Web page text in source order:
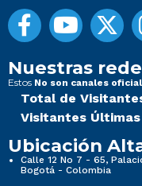
Nuestras
Estos No son canales
Total de
Visitantes
Ubicación
Calle 12 No 7 - 65,
Bogotá - Colombia